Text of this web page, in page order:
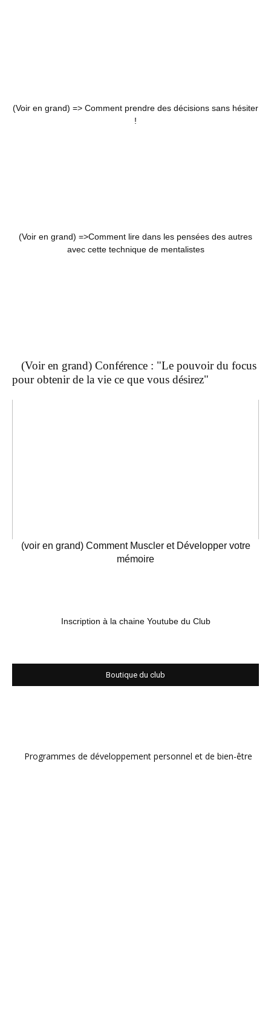
(Voir en grand) => Comment prendre des décisions sans hésiter
!
(Voir en grand) =>Comment lire dans les pensées des autres
avec cette technique de mentalistes
(Voir en grand) Conférence : "Le pouvoir du focus
pour obtenir de la vie ce que vous désirez"
(voir en grand) Comment Muscler et Développer votre
mémoire
Inscription à la chaine Youtube du Club
Boutique du club
Programmes de développement personnel et de bien-être